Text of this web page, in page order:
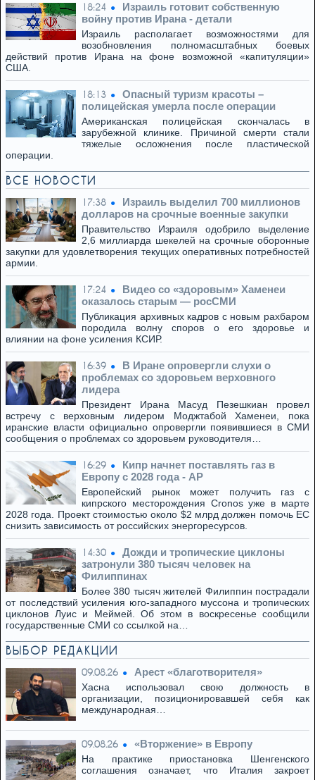
18:24
Израиль готовит собственную
войну против Ирана - детали
Израиль располагает возможностями для
возобновления полномасштабных боевых
действий против Ирана на фоне возможной «капитуляции»
США.
18:13
Опасный туризм красоты –
полицейская умерла после операции
Американская полицейская скончалась в
зарубежной клинике. Причиной смерти стали
тяжелые осложнения после пластической
операции.
ВСЕ НОВОСТИ
17:38
Израиль выделил 700 миллионов
долларов на срочные военные закупки
Правительство Израиля одобрило выделение
2,6 миллиарда шекелей на срочные оборонные
закупки для удовлетворения текущих оперативных потребностей
армии.
17:24
Видео со «здоровым» Хаменеи
оказалось старым — росСМИ
Публикация архивных кадров с новым рахбаром
породила волну споров о его здоровье и
влиянии на фоне усиления КСИР.
16:39
В Иране опровергли слухи о
проблемах со здоровьем верховного
лидера
Президент Ирана Масуд Пезешкиан провел
встречу с верховным лидером Моджтабой Хаменеи, пока
иранские власти официально опровергли появившиеся в СМИ
сообщения о проблемах со здоровьем руководителя…
16:29
Кипр начнет поставлять газ в
Европу с 2028 года - AP
Европейский рынок может получить газ с
кипрского месторождения Cronos уже в марте
2028 года. Проект стоимостью около $2 млрд должен помочь ЕС
снизить зависимость от российских энергоресурсов.
14:30
Дожди и тропические циклоны
затронули 380 тысяч человек на
Филиппинах
Более 380 тысяч жителей Филиппин пострадали
от последствий усиления юго-западного муссона и тропических
циклонов Луис и Меймей. Об этом в воскресенье сообщили
государственные СМИ со ссылкой на…
ВЫБОР РЕДАКЦИИ
09.08.26 Арест «благотворителя»
Хасна использовал свою должность в
организации, позиционировавшей себя как
международная…
09.08.26 «Вторжение» в Европу
На практике приостановка Шенгенского
соглашения означает, что Италия закроет